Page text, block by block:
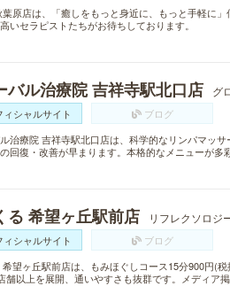
原店は、「癒しをもっと身近に、もっと手軽に
いセラピストたちがお待ちしております。
バル治療院 吉祥寺駅北口店 グ
ィシャルサイト
ブログ
治療院 吉祥寺駅北口店は、科学的なリンパマッ
回復・改善が早まります。本格的なメニューが多彩
る 希望ヶ丘駅前店 リフレクソロジ
ィシャルサイト
ブログ
希望ヶ丘駅前店は、もみほぐしコース15分900円(
舗以上を展開、通いやすさも抜群です。メディア掲